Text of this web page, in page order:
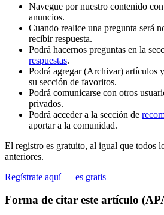
Navegue por nuestro contenido
anuncios.
Cuando realice una pregunta será
recibir respuesta.
Podrá hacernos preguntas en la
respuestas.
Podrá agregar (Archivar) artículos
su sección de favoritos.
Podrá comunicarse con otros
privados.
Podrá acceder a la sección de
aportar a la comunidad.
El registro es gratuito, al igual que todos
anteriores.
Regístrate aquí — es gratis
Forma de citar este artículo